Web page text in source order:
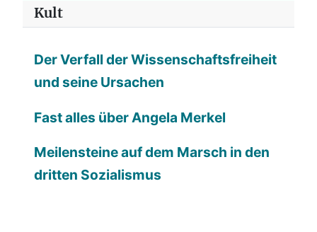
Kult
Der Verfall der Wissenschaftsfreiheit
und seine Ursachen
Fast alles über Angela Merkel
Meilensteine auf dem Marsch in den
dritten Sozialismus